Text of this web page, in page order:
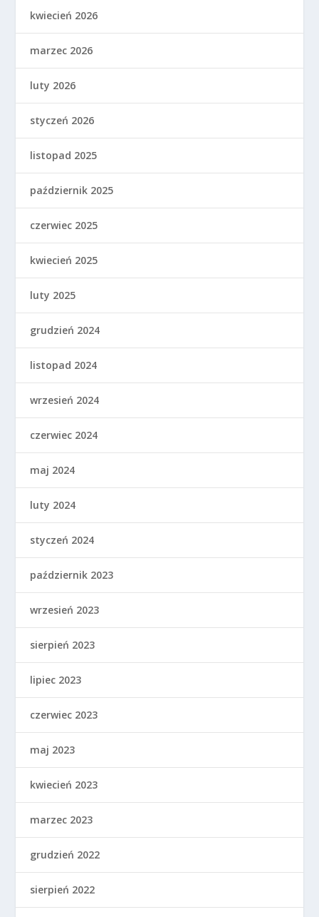
kwiecień 2026
marzec 2026
luty 2026
styczeń 2026
listopad 2025
październik 2025
czerwiec 2025
kwiecień 2025
luty 2025
grudzień 2024
listopad 2024
wrzesień 2024
czerwiec 2024
maj 2024
luty 2024
styczeń 2024
październik 2023
wrzesień 2023
sierpień 2023
lipiec 2023
czerwiec 2023
maj 2023
kwiecień 2023
marzec 2023
grudzień 2022
sierpień 2022